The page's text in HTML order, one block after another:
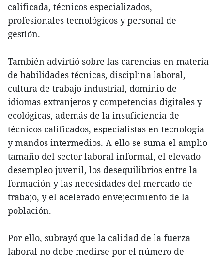
calificada, técnicos especializados,
profesionales tecnológicos y personal de
gestión.
También advirtió sobre las carencias en materia
de habilidades técnicas, disciplina laboral,
cultura de trabajo industrial, dominio de
idiomas extranjeros y competencias digitales y
ecológicas, además de la insuficiencia de
técnicos calificados, especialistas en tecnología
y mandos intermedios. A ello se suma el amplio
tamaño del sector laboral informal, el elevado
desempleo juvenil, los desequilibrios entre la
formación y las necesidades del mercado de
trabajo, y el acelerado envejecimiento de la
población.
Por ello, subrayó que la calidad de la fuerza
laboral no debe medirse por el número de